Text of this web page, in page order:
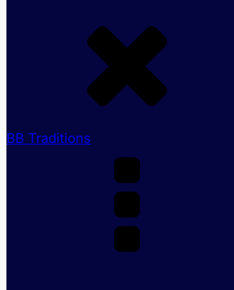
BB Traditions